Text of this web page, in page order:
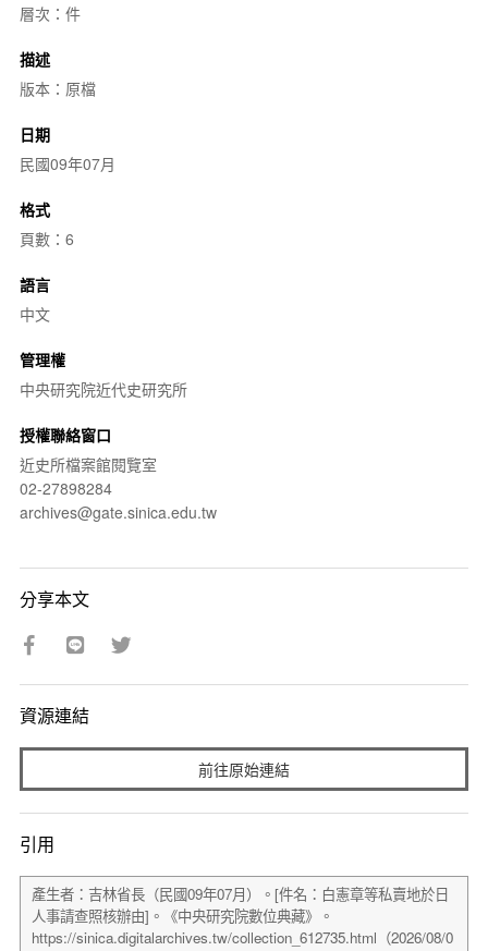
層次：件
描述
版本：原檔
日期
民國09年07月
格式
頁數：6
語言
中文
管理權
中央研究院近代史研究所
授權聯絡窗口
近史所檔案館閱覽室
02-27898284
archives@gate.sinica.edu.tw
分享本文
資源連結
前往原始連結
引用